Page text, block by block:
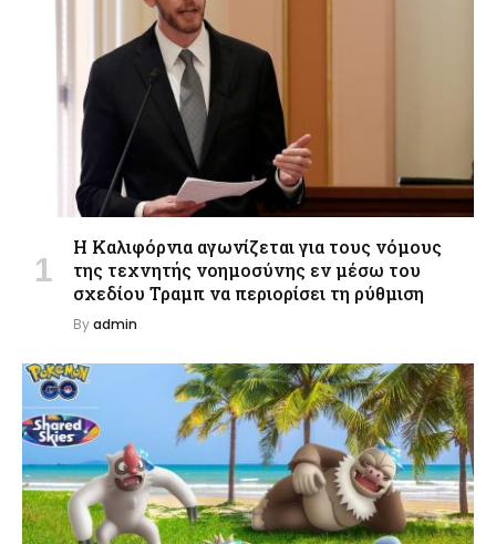
Η Καλιφόρνια αγωνίζεται για τους νόμους
της τεχνητής νοημοσύνης εν μέσω του
σχεδίου Τραμπ να περιορίσει τη ρύθμιση
Byadmin